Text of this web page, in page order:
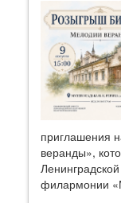
приглашения
веранды»,
филармонии